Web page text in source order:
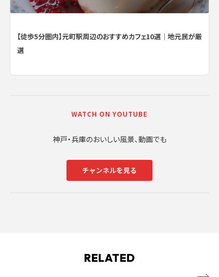
【徒歩5分圏内】元町駅周辺のおすすめカフェ10選｜地元民が厳
選
WATCH ON YOUTUBE
神戸・兵庫のおいしい風景、動画でも
チャンネルを見る
RELATED